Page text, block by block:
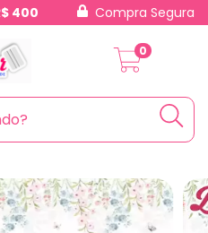
400 Compra Segura
0